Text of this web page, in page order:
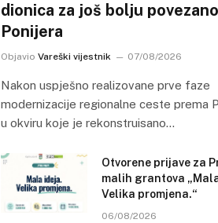
dionica za još bolju
Ponijera
Objavio Vareški vijestnik 07/08/2026
Nakon uspješno realizovane prve faze
modernizacije regionalne ceste prema
u okviru koje je rekonstruisano…
Otvorene prijave za
malih grantova
Velika promjena.“
06/08/2026